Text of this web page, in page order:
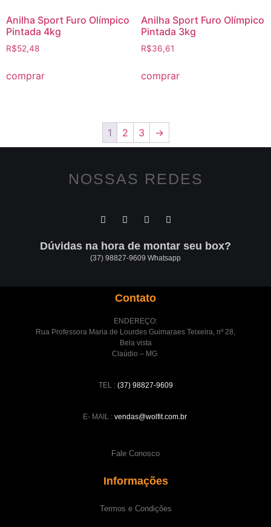
Anilha Sport Furo Olímpico
Pintada 4kg
R$52,48
comprar
Anilha Sport Furo Olímpico
Pintada 3kg
R$36,61
comprar
1 2 3 →
NOSSAS REDES
Dúvidas na hora de montar seu box?
(37) 98827-9609 Whatsapp
Contato
ENDEREÇO:
Rua Professora Maria de Lourdes Guimaraes Teixeira, nº 28,
Bela vista
Claúdio – MG
TEL : (37) 98827-9609
E- MAIL : vendas@wolfit.com.br
Fale Conosco
Informações
Termos e Condições